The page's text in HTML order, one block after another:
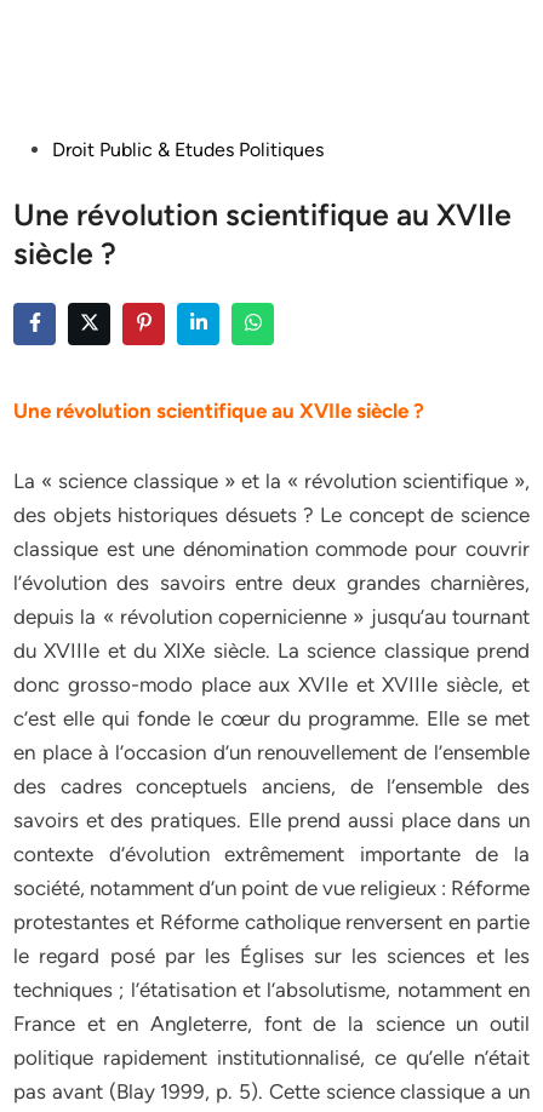
PostedDroit Public & Etudes Politiques
Une révolution scientifique au XVIIe
siècle ?
Une révolution scientifique au XVIIe siècle ?
La « science classique » et la « révolution scientifique »,
des objets historiques désuets ? Le concept de science
classique est une dénomination commode pour couvrir
l’évolution des savoirs entre deux grandes charnières,
depuis la « révolution copernicienne » jusqu’au tournant
du XVIIIe et du XIXe siècle. La science classique prend
donc grosso-modo place aux XVIIe et XVIIIe siècle, et
c’est elle qui fonde le cœur du programme. Elle se met
en place à l’occasion d’un renouvellement de l’ensemble
des cadres conceptuels anciens, de l’ensemble des
savoirs et des pratiques. Elle prend aussi place dans un
contexte d’évolution extrêmement importante de la
société, notamment d’un point de vue religieux : Réforme
protestantes et Réforme catholique renversent en partie
le regard posé par les Églises sur les sciences et les
techniques ; l’étatisation et l’absolutisme, notamment en
France et en Angleterre, font de la science un outil
politique rapidement institutionnalisé, ce qu’elle n’était
pas avant (Blay 1999, p. 5). Cette science classique a un